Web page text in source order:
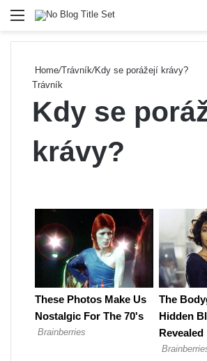
Menu
Home/Trávník/Kdy se porážejí krávy?
Trávník
Kdy se
krávy?